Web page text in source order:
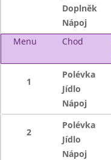
Doplněk
Nápoj
Menu
Chod
1
Polévka
Jídlo
Nápoj
2
Polévka
Jídlo
Nápoj